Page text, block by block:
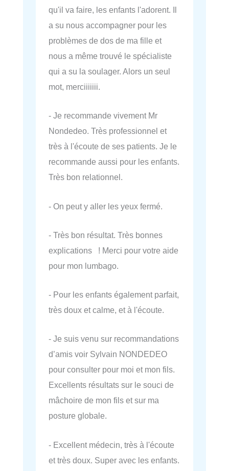
qu'il va faire, les enfants l'adorent. Il
a su nous accompagner pour les
problèmes de dos de ma fille et
nous a même trouvé le spécialiste
qui a su la soulager. Alors un seul
mot, merciiiiiii.
- Je recommande vivement Mr
Nondedeo. Très professionnel et
très à l'écoute de ses patients. Je le
recommande aussi pour les enfants.
Très bon relationnel.
- On peut y aller les yeux fermé.
- Très bon résultat. Très bonnes
explications ! Merci pour votre aide
pour mon lumbago.
- Pour les enfants également parfait,
très doux et calme, et à l'écoute.
- Je suis venu sur recommandations
d’amis voir Sylvain NONDEDEO
pour consulter pour moi et mon fils.
Excellents résultats sur le souci de
mâchoire de mon fils et sur ma
posture globale.
- Excellent médecin, très à l'écoute
et très doux. Super avec les enfants.